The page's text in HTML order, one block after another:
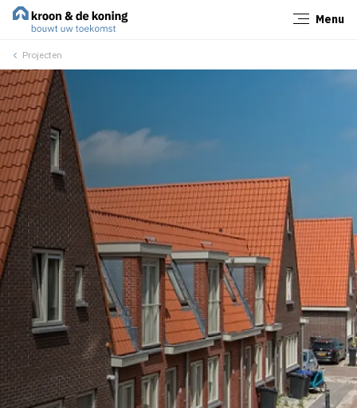
Menu
Projecten
Sluiten